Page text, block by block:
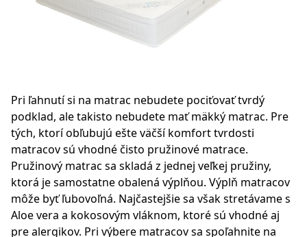
Pri ľahnutí si na matrac nebudete pociťovať tvrdý
podklad, ale takisto nebudete mať mäkký matrac. Pre
tých, ktorí obľubujú ešte väčší komfort tvrdosti
matracov sú vhodné čisto pružinové matrace.
Pružinový matrac sa skladá z jednej veľkej pružiny,
ktorá je samostatne obalená výplňou. Výplň matracov
môže byť ľubovoľná. Najčastejšie sa však stretávame s
Aloe vera a kokosovým vláknom, ktoré sú vhodné aj
pre alergikov. Pri výbere matracov sa spoľahnite na